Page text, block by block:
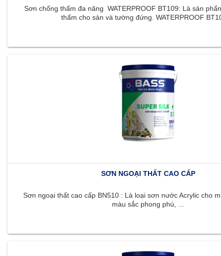
Sơn chống thấm đa năng WATERPROOF BT109: Là sản
thấm cho sàn và tường đứng. WATERPROOF
SƠN NGOẠI THẤT CAO CẤP
Sơn ngoại thất cao cấp BN510 : Là loại sơn nước Acrylic cho
màu sắc phong phú, ...